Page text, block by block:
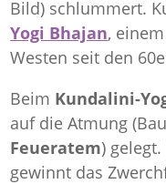
Bild) schlummert.
Yogi Bhajan,
Westen seit den
Beim Kundalini-
auf die Atmung
Feueratem)
gewinnt das